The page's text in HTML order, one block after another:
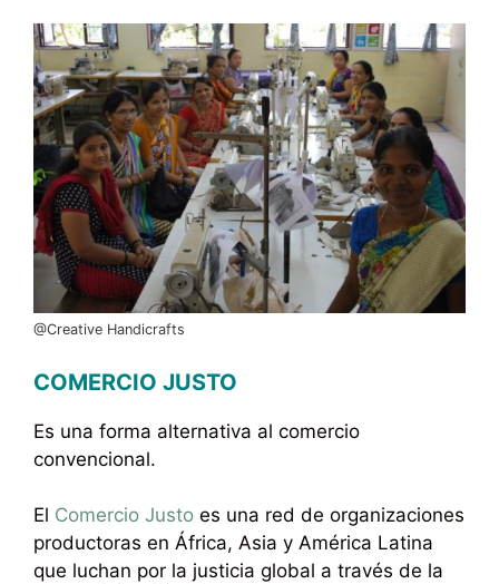
@Creative Handicrafts
COMERCIO JUSTO
Es una forma alternativa al comercio
convencional.
El Comercio Justo es una red de organizaciones
productoras en África, Asia y América Latina
que luchan por la justicia global a través de la